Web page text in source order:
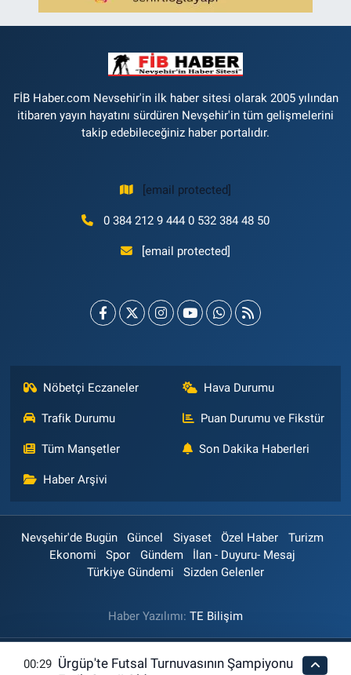
FİB Haber.com Nevsehir'in ilk haber sitesi olarak 2005 yılından
itibaren yayın hayatını sürdüren Nevşehir'in tüm gelişmelerini
takip edebileceğiniz haber portalıdır.
[email protected]
0 384 212 9 444 0 532 384 48 50
[email protected]
Nöbetçi Eczaneler Hava Durumu
Trafik Durumu Puan Durumu ve Fikstür
Tüm Manşetler Son Dakika Haberleri
Haber Arşivi
Nevşehir'de Bugün Güncel Siyaset Özel Haber
Turizm
Ekonomi
Spor Gündem
İlan - Duyuru- Mesaj
Türkiye Gündemi
Sizden Gelenler
Haber Yazılımı: TE Bilişim
00:29 Ürgüp'te Futsal Turnuvasının Şampiyonu